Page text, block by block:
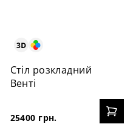
Стіл розкладний
Венті
25400 грн.